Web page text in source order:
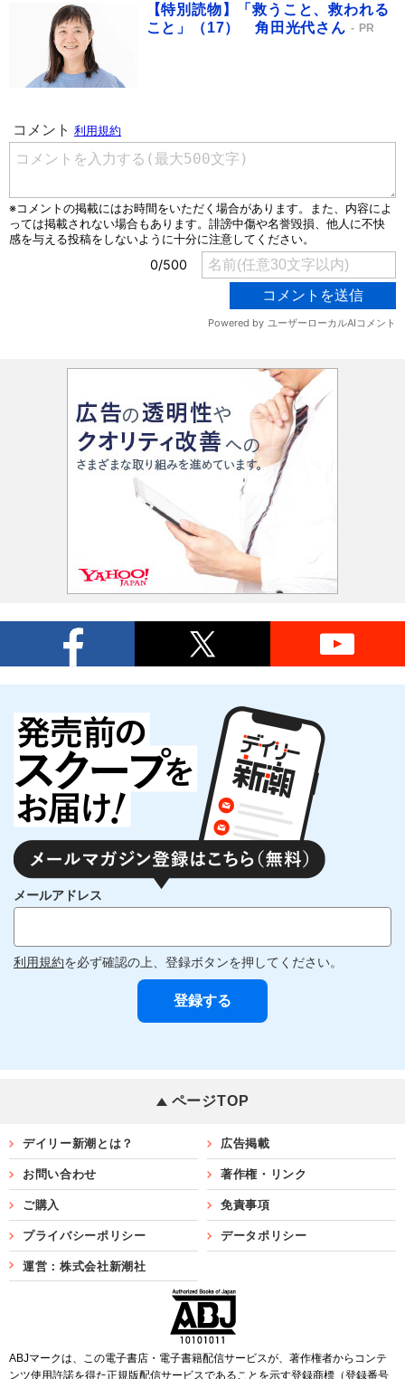
【特別読物】「救うこと、救われる
こと」（17） 角田光代さん
PR
メールアドレス
利用規約を必ず確認の上、登録ボタンを押してください。
ページTOP
デイリー新潮とは？ 広告掲載
お問い合わせ 著作権・リンク
ご購入 免責事項
プライバシーポリシー データポリシー
運営：株式会社新潮社
ABJマークは、この電子書店・電子書籍配信サービスが、著作権者からコンテ
ンツ使用許諾を得た正規版配信サービスであることを示す登録商標（登録番号